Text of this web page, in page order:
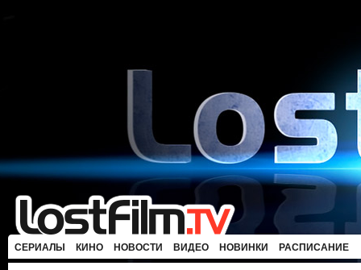
СЕРИАЛЫ КИНО НОВОСТИ ВИДЕО НОВИНКИ РАСПИСАНИЕ